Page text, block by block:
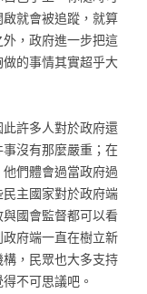
就會被追蹤，就算
，政府進一步把這
的事情其實超乎大
許多人對於政府還
沒有那麼嚴重；在
們體會過當政府過
主國家對於政府端
國會監督都可以看
府端一直在樹立新
，民眾也大多支持
不可思議吧。